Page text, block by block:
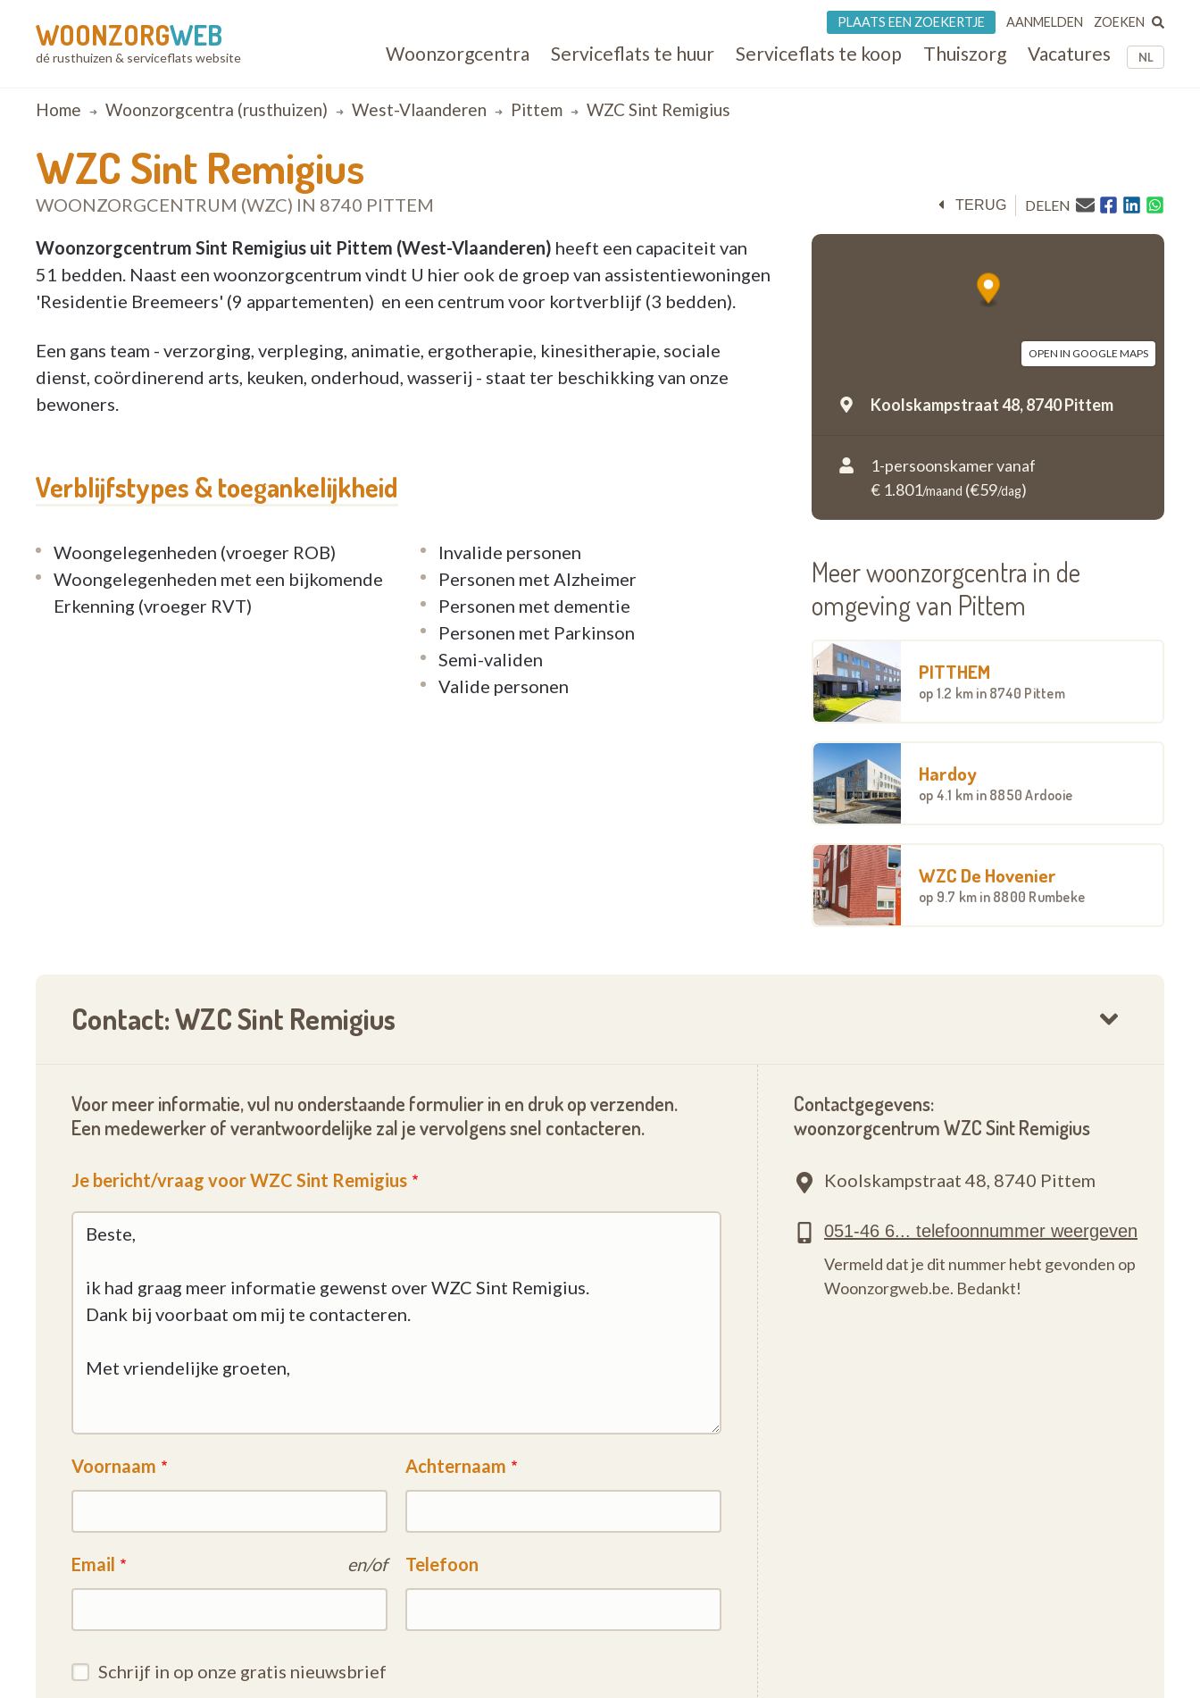
WOONZORGWEB
dé rusthuizen & serviceflats website NL
Woonzorgcentra Serviceflats te huur Serviceflats te koop Thuiszorg Vacatures
PLAATS EEN ZOEKERTJE AANMELDEN ZOEKEN
Breadcrumb
Home Woonzorgcentra (rusthuizen) West-Vlaanderen Pittem WZC Sint Remigius
WZC Sint Remigius
WOONZORGCENTRUM (WZC) IN 8740 PITTEM TERUG DELEN
OPEN IN GOOGLE MAPS
Koolskampstraat 48,8740 Pittem
1-persoonskamer vanaf
€ 1.801/maand (€59/dag)
Woonzorgcentrum Sint Remigius uit Pittem (West-Vlaanderen) heeft een capaciteit van
51 bedden. Naast een woonzorgcentrum vindt U hier ook de groep van assistentiewoningen
'Residentie Breemeers' (9 appartementen) en een centrum voor kortverblijf (3 bedden).
Een gans team - verzorging, verpleging, animatie, ergotherapie, kinesitherapie, sociale
dienst, coördinerend arts, keuken, onderhoud, wasserij - staat ter beschikking van onze
bewoners.
Verblijfstypes & toegankelijkheid
Woongelegenheden (vroeger ROB)
Woongelegenheden met een bijkomende
Erkenning (vroeger RVT)
Invalide personen
Personen met Alzheimer
Personen met dementie
Personen met Parkinson
Semi-validen
Valide personen
Meer woonzorgcentra in de
omgeving van Pittem
PITTHEM
op 1.2 km in 8740 Pittem
Hardoy
op 4.1 km in 8850 Ardooie
WZC De Hovenier
op 9.7 km in 8800 Rumbeke
Contact: WZC Sint Remigius
Voor meer informatie, vul nu onderstaande formulier in en druk op verzenden.
Een medewerker of verantwoordelijke zal je vervolgens snel contacteren.
Je bericht/vraag voor WZC Sint Remigius
Voornaam Achternaam
Email en/of Telefoon
Schrijf in op onze gratis nieuwsbrief
Contactgegevens:
woonzorgcentrum WZC Sint Remigius
Koolskampstraat 48, 8740 Pittem
Vermeld dat je dit nummer hebt gevonden op
Woonzorgweb.be. Bedankt!